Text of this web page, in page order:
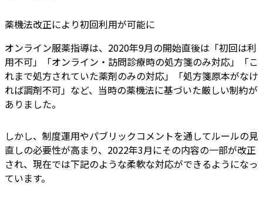
薬機法改正により初回利用が可能に
オンライン服薬指導は、2020年9月の開始直後は「初回は利
用不可」「オンライン・訪問診療時の処方箋のみ対応」「こ
れまで処方されていた薬剤のみの対応」「処方箋原本がなけ
れば調剤不可」など、当時の薬機法に基づいた厳しい制約が
ありました。
しかし、制度運用やパブリックコメントを通してルールの見
直しの必要性が高まり、2022年3月にその内容の一部が改正
され、現在では下記のような柔軟な対応ができるようになっ
ています。